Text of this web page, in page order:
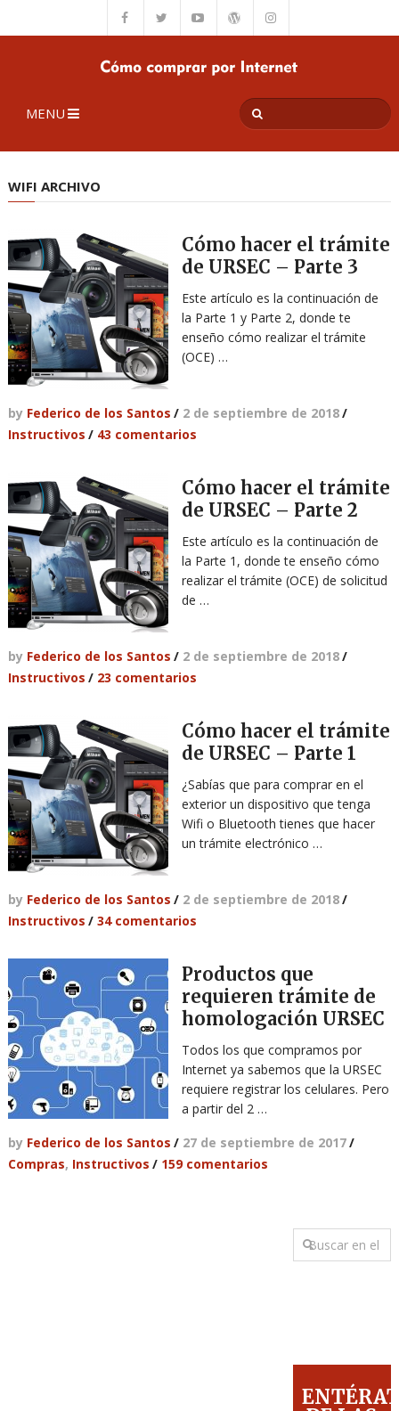
MENU
WIFI ARCHIVO
Cómo hacer el trámite
de URSEC – Parte 3
Este artículo es la continuación de
la Parte 1 y Parte 2, donde te
enseño cómo realizar el trámite
(OCE) …
by Federico de los Santos / 2 de septiembre de 2018/
Instructivos / 43 comentarios
Cómo hacer el trámite
de URSEC – Parte 2
Este artículo es la continuación de
la Parte 1, donde te enseño cómo
realizar el trámite (OCE) de solicitud
de …
by Federico de los Santos / 2 de septiembre de 2018/
Instructivos / 23 comentarios
Cómo hacer el trámite
de URSEC – Parte 1
¿Sabías que para comprar en el
exterior un dispositivo que tenga
Wifi o Bluetooth tienes que hacer
un trámite electrónico …
by Federico de los Santos / 2 de septiembre de 2018/
Instructivos / 34 comentarios
Productos que
requieren trámite de
homologación URSEC
Todos los que compramos por
Internet ya sabemos que la URSEC
requiere registrar los celulares. Pero
a partir del 2 …
by Federico de los Santos / 27 de septiembre de 2017/
Compras, Instructivos / 159 comentarios